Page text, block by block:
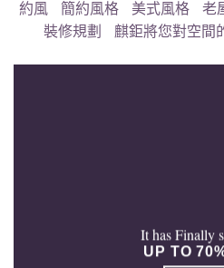
約風
簡約風格 美式風格 老
裝修規劃
麒鉅將您對空間
It has Finally
UP TO